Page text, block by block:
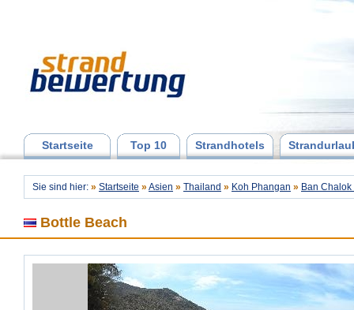
Startseite Top 10 Strandhotels
Sie sind hier: » Startseite » Asien » Thailand » Koh Phangan » Ban Chalok
Bottle Beach